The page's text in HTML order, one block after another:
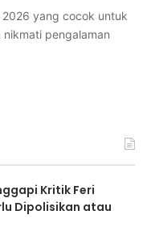
yang cocok untuk
pengalaman
Kritik Feri
Dipolisikan atau